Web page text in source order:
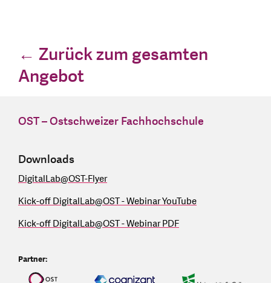
← Zurück zum gesamten
Angebot
OST – Ostschweizer Fachhochschule
Downloads
DigitalLab@OST-Flyer
Kick-off DigitalLab@OST - Webinar YouTube
Kick-off DigitalLab@OST - Webinar PDF
Partner: